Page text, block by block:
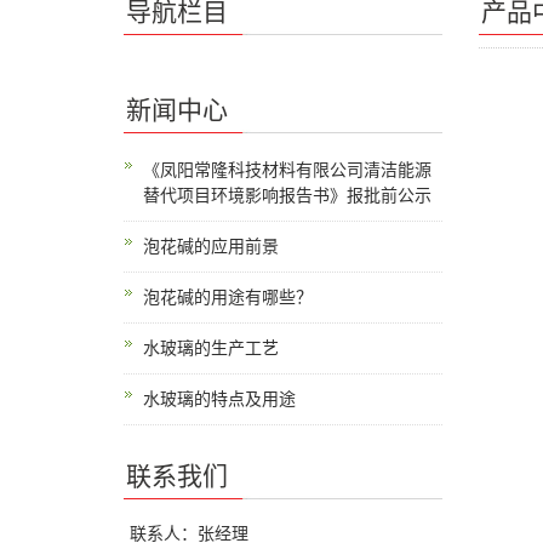
产品
导航栏目
新闻中心
《凤阳常隆科技材料有限公司清洁能源
替代项目环境影响报告书》报批前公示
泡花碱的应用前景
泡花碱的用途有哪些？
水玻璃的生产工艺
水玻璃的特点及用途
联系我们
联系人：张经理